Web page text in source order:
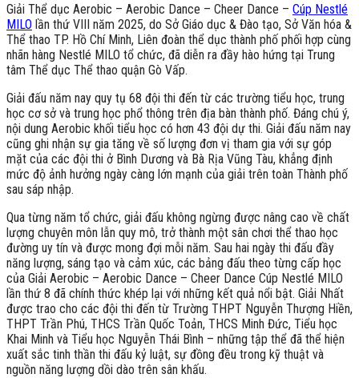
Giải Thể dục Aerobic – Aerobic Dance – Cheer Dance – Cúp Nestlé
MILO lần thứ VIII năm 2025, do Sở Giáo dục & Đào tạo, Sở Văn hóa &
Thể thao TP. Hồ Chí Minh, Liên đoàn thể dục thành phố phối hợp cùng
nhãn hàng Nestlé MILO tổ chức, đã diễn ra đầy hào hứng tại Trung
tâm Thể dục Thể thao quận Gò Vấp.
Giải đấu năm nay quy tụ 68 đội thi đến từ các trường tiểu học, trung
học cơ sở và trung học phổ thông trên địa bàn thành phố. Đáng chú ý,
nội dung Aerobic khối tiểu học có hơn 43 đội dự thi. Giải đấu năm nay
cũng ghi nhận sự gia tăng về số lượng đơn vị tham gia với sự góp
mặt của các đội thi ở Bình Dương và Bà Rịa Vũng Tàu, khẳng định
mức độ ảnh hưởng ngày càng lớn mạnh của giải trên toàn Thành phố
sau sáp nhập.
Qua từng năm tổ chức, giải đấu không ngừng được nâng cao về chất
lượng chuyên môn lẫn quy mô, trở thành một sân chơi thể thao học
đường uy tín và được mong đợi mỗi năm. Sau hai ngày thi đấu đầy
năng lượng, sáng tạo và cảm xúc, các bảng đấu theo từng cấp học
của Giải Aerobic – Aerobic Dance – Cheer Dance Cúp Nestlé MILO
lần thứ 8 đã chính thức khép lại với những kết quả nổi bật. Giải Nhất
được trao cho các đội thi đến từ Trường THPT Nguyễn Thượng Hiền,
THPT Trần Phú, THCS Trần Quốc Toản, THCS Minh Đức, Tiểu học
Khai Minh và Tiểu học Nguyễn Thái Bình – những tập thể đã thể hiện
xuất sắc tinh thần thi đấu kỷ luật, sự đồng đều trong kỹ thuật và
nguồn năng lượng dồi dào trên sân khấu.